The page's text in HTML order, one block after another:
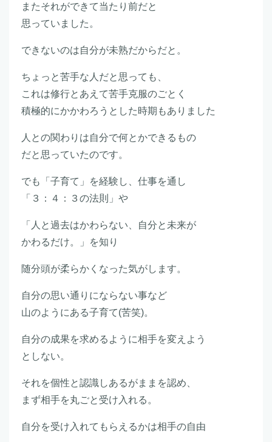
またそれができて当たり前だと
思っていました。
できないのは自分が未熟だからだと。
ちょっと苦手な人だと思っても、
これは修行とあえて苦手克服のごとく
積極的にかかわろうとした時期もありました
人との関わりは自分で何とかできるもの
だと思っていたのです。
でも「子育て」を経験し、仕事を通し
「３：４：３の法則」や
「人と過去はかわらない、自分と未来が
かわるだけ。」を知り
随分頭が柔らかくなった気がします。
自分の思い通りにならない事など
山のようにある子育て(苦笑)。
自分の成果を求めるように相手を変えよう
としない。
それを個性と認識しあるがままを認め、
まず相手を丸ごと受け入れる。
自分を受け入れてもらえるかは相手の自由